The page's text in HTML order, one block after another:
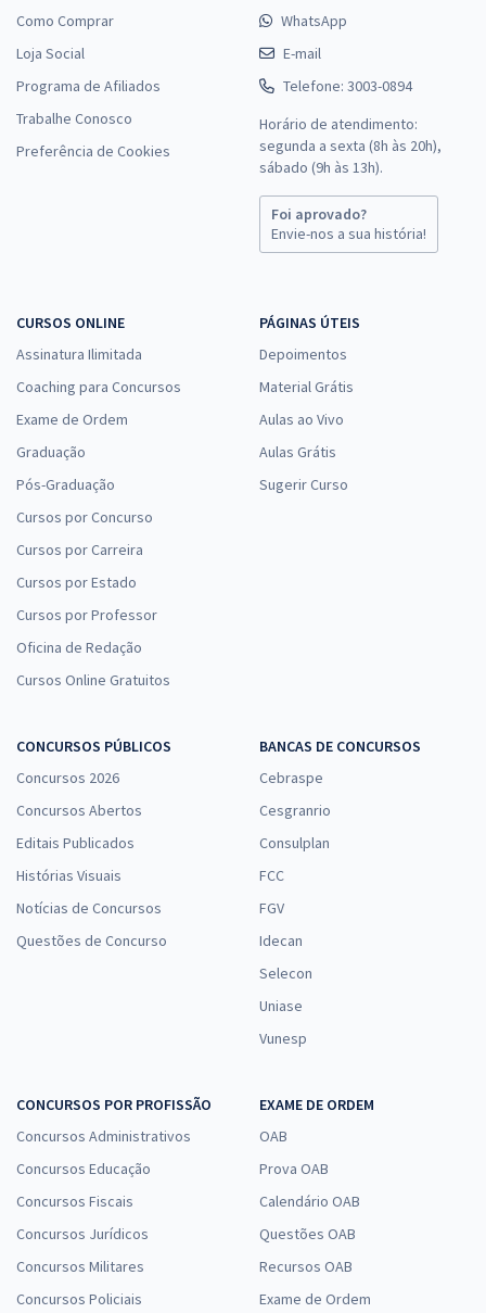
Como Comprar
Loja Social
Programa de Afiliados
Trabalhe Conosco
Preferência de Cookies
WhatsApp
E-mail
Telefone: 3003-0894
Horário de atendimento:
segunda a sexta (8h às 20h),
sábado (9h às 13h).
Foi aprovado?
Envie-nos a sua história!
CURSOS ONLINE
Assinatura Ilimitada
Coaching para Concursos
Exame de Ordem
Graduação
Pós-Graduação
Cursos por Concurso
Cursos por Carreira
Cursos por Estado
Cursos por Professor
Oficina de Redação
Cursos Online Gratuitos
PÁGINAS ÚTEIS
Depoimentos
Material Grátis
Aulas ao Vivo
Aulas Grátis
Sugerir Curso
CONCURSOS PÚBLICOS
Concursos 2026
Concursos Abertos
Editais Publicados
Histórias Visuais
Notícias de Concursos
Questões de Concurso
BANCAS DE CONCURSOS
Cebraspe
Cesgranrio
Consulplan
FCC
FGV
Idecan
Selecon
Uniase
Vunesp
CONCURSOS POR PROFISSÃO
Concursos Administrativos
Concursos Educação
Concursos Fiscais
Concursos Jurídicos
Concursos Militares
Concursos Policiais
EXAME DE ORDEM
OAB
Prova OAB
Calendário OAB
Questões OAB
Recursos OAB
Exame de Ordem